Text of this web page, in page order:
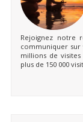
Rejoignez notre
communiquer sur
millions de visites
plus de 150 000